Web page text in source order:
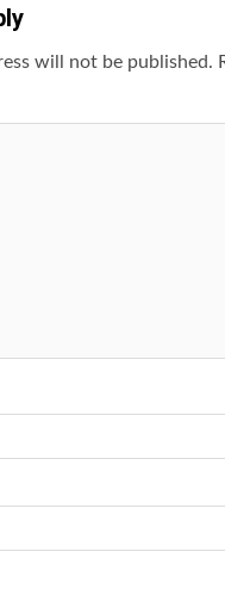
will not be published.